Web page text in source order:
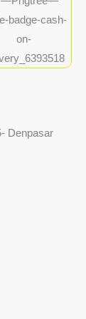
Denpasar